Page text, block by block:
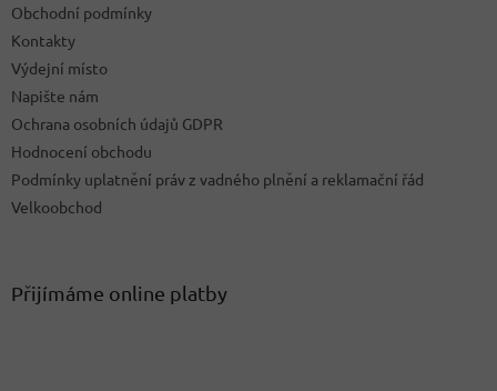
Obchodní podmínky
Kontakty
Výdejní místo
Napište nám
Ochrana osobních údajů GDPR
Hodnocení obchodu
Podmínky uplatnění práv z vadného plnění a reklamační řád
Velkoobchod
Přijímáme online platby